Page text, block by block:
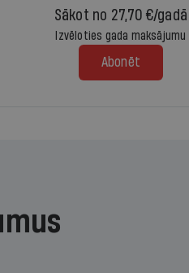
Sākot no 27,70 €/gadā
Izvēloties gada maksājumu
Abonēt